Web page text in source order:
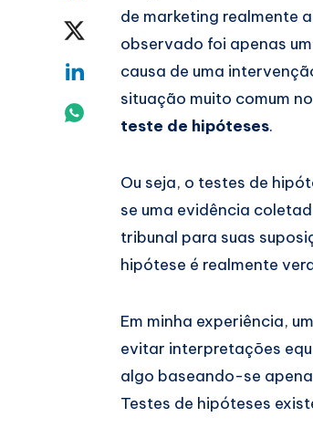
Share
Twitter
Share
Share
Whatsapp
de marketing realmente
observado foi apenas
causa de uma
situação muito comum
teste de hipóteses.
Ou seja, o testes de
se uma evidência
tribunal para suas
hipótese é realmente
Em minha experiência,
evitar interpretações
algo baseando-se
Testes de hipóteses